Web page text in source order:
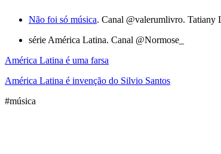
Não foi só música. Canal @valerumlivro. Tatiany
série América Latina. Canal @Normose_
América Latina é uma farsa
América Latina é invenção do Silvio Santos
#música